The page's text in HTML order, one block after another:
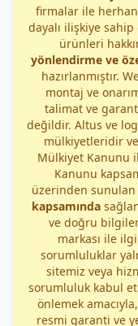
firmalar ile
dayalı ilişkiye
ürünleri
yönlendirme ve
hazırlanmıştır.
montaj ve
talimat ve
değildir. Altus ve
mülkiyetleridir ve
Mülkiyet Kanunu
Kanunu
üzerinden
kapsamında
ve doğru
markası ile
sorumluluklar
sitemiz veya
sorumluluk kabul
önlemek
resmi garanti ve